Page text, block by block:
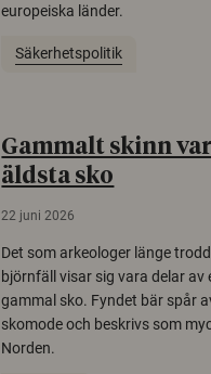
europeiska länder.
Säkerhetspolitik
Gammalt skinn
äldsta sko
22 juni 2026
Det som arkeologer länge
björnfäll visar sig vara delar av
gammal sko. Fyndet bär spår
skomode och beskrivs som
Norden.